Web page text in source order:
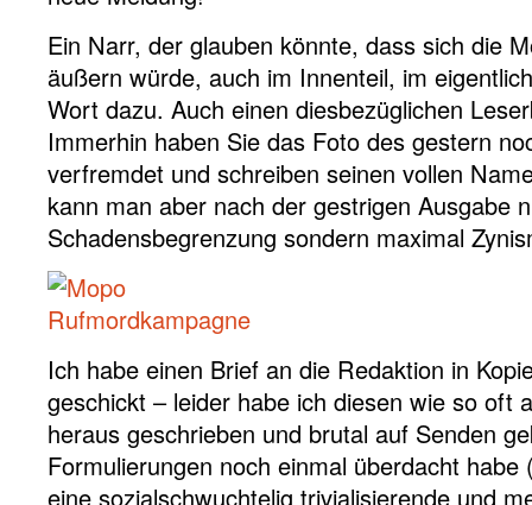
Ein Narr, der glauben könnte, dass sich die
äußern würde, auch im Innenteil, im
Wort dazu. Auch einen diesbezüglichen
Immerhin haben Sie das Foto des gestern
verfremdet und schreiben seinen vollen
kann man aber nach der gestrigen Ausgabe
Schadensbegrenzung sondern maximal
Ich habe einen Brief an die Redaktion in
geschickt – leider habe ich diesen wie so oft
heraus geschrieben und brutal auf Senden
Formulierungen noch einmal überdacht habe
eine sozialschwuchtelig trivialisierende und